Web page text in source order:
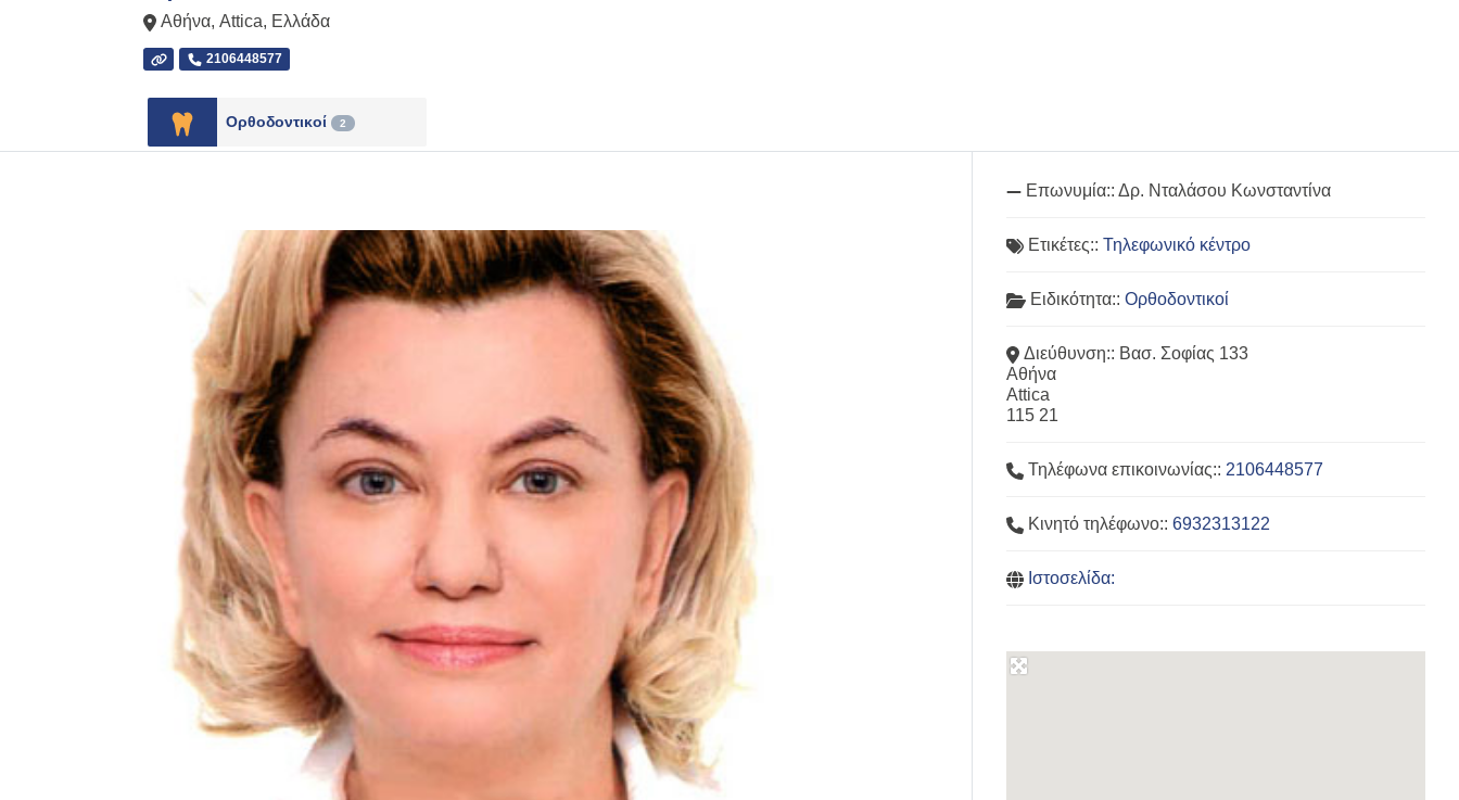
Αθήνα,Attica, Ελλάδα
2106448577
Ορθοδοντικοί 2
Επωνυμία::Δρ. Νταλάσου Κωνσταντίνα
Ετικέτες::Τηλεφωνικό κέντρο
Ειδικότητα::Ορθοδοντικοί
Διεύθυνση:: Βασ. Σοφίας 133
Αθήνα
Attica
115 21
Τηλέφωνα επικοινωνίας:: 2106448577
Κινητό τηλέφωνο::6932313122
Ιστοσελίδα: